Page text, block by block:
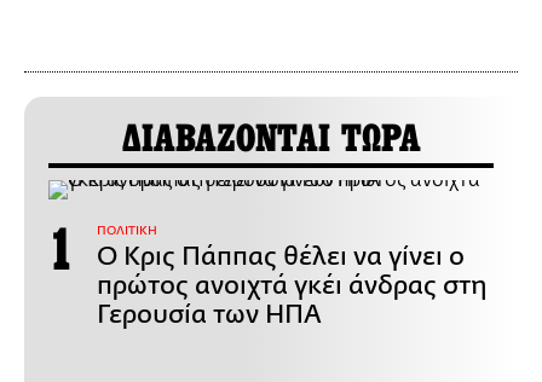
ΔΙΑΒΑΖΟΝΤΑΙ ΤΩΡΑ
ΠΟΛΙΤΙΚΗ
Ο Κρις Πάππας θέλει να γίνει ο
πρώτος ανοιχτά γκέι άνδρας στη
Γερουσία των ΗΠΑ